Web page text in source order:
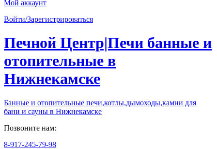
Мой аккаунт
Войти/Зарегистрироваться
Печной Центр|Печи банные и
отопительные в
Нижнекамске
Банные и отопительные печи,котлы,дымоходы,камни для
бани и сауны в Нижнекамске
Позвоните нам:
8-917-245-79-98